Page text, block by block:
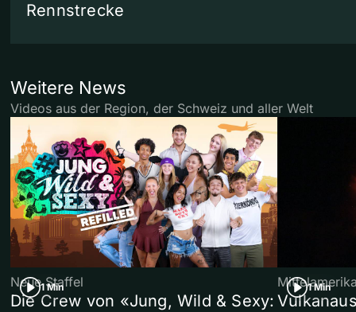
Rennstrecke
Weitere News
Videos aus der Region, der Schweiz und aller Welt
1 Min
Neue Staffel
Die Crew von «Jung, Wild & Sexy:
1 Min